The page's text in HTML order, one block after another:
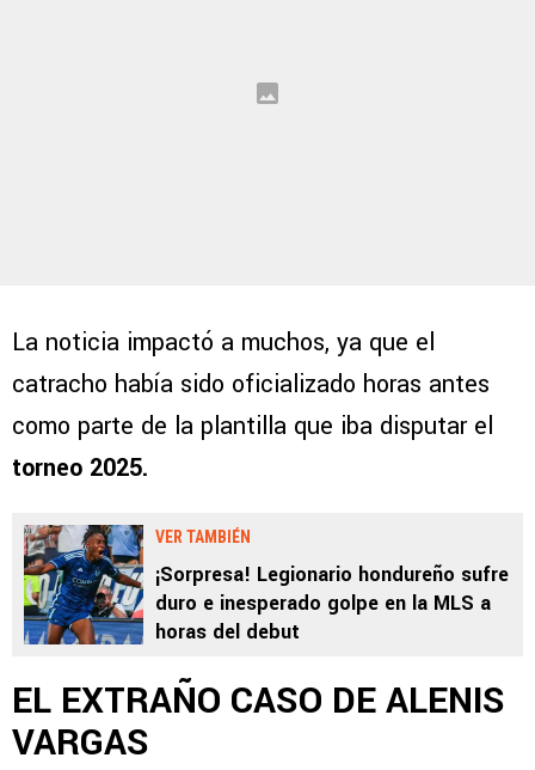
La noticia impactó a muchos, ya que el
catracho había sido oficializado horas antes
como parte de la plantilla que iba disputar el
torneo 2025.
VER TAMBIÉN
¡Sorpresa! Legionario hondureño sufre
duro e inesperado golpe en la MLS a
horas del debut
EL EXTRAÑO CASO DE ALENIS
VARGAS